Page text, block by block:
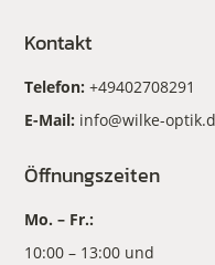
Kontakt
Telefon:+49402708291
E-Mail: info@wilke-
Öffnungszeiten
Mo. – Fr.:
10:00 – 13:00 und